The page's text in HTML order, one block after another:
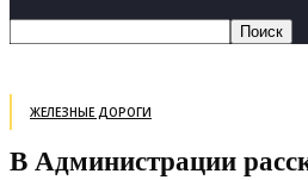
ЖЕЛЕЗНЫЕ ДОРОГИ
В Администрации